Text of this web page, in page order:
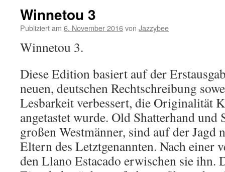
Winnetou 3
Publiziert am 6. November 2016von Jazzybee
Winnetou 3.
Diese Edition basiert auf der
neuen, deutschen Rechtschreibung
Lesbarkeit verbessert, die Originalität
angetastet wurde. Old Shatterhand und
großen Westmänner, sind auf der Jagd
Eltern des Letztgenannten. Nach einer
den Llano Estacado erwischen sie ihn.